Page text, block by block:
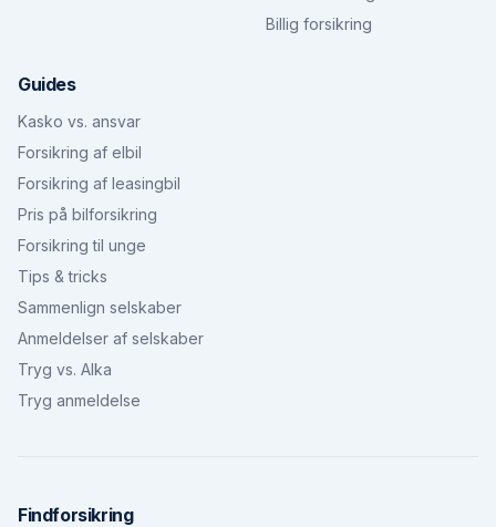
Billig forsikring
Guides
Kasko vs. ansvar
Forsikring af elbil
Forsikring af leasingbil
Pris på bilforsikring
Forsikring til unge
Tips & tricks
Sammenlign selskaber
Anmeldelser af selskaber
Tryg vs. Alka
Tryg anmeldelse
Findforsikring